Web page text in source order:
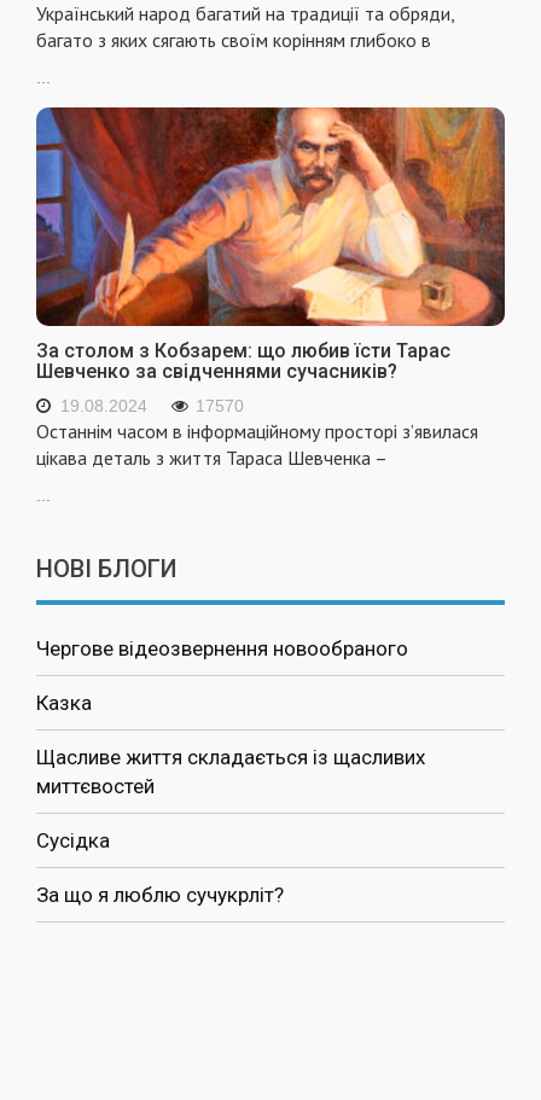
Український народ багатий на традиції та обряди,
багато з яких сягають своїм корінням глибоко в
...
За столом з Кобзарем: що любив їсти Тарас
Шевченко за свідченнями сучасників?
19.08.2024 17570
Останнім часом в інформаційному просторі з’явилася
цікава деталь з життя Тараса Шевченка –
НОВІ БЛОГИ
Чергове відеозвернення новообраного
Казка
Щасливе життя складається із щасливих
миттєвостей
Сусідка
За що я люблю сучукрліт?